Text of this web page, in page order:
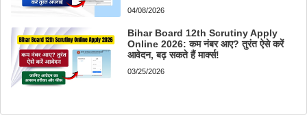
04/08/2026
Bihar Board 12th Scrutiny Apply
Online 2026: कम नंबर आए? तुरंत ऐसे करें
आवेदन, बढ़ सकते हैं मार्क्स!
03/25/2026